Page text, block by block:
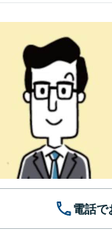
電話で